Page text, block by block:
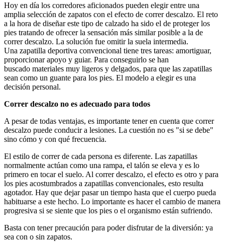
Hoy en día los corredores aficionados pueden elegir entre una
amplia selección de zapatos con el efecto de correr descalzo. El reto
a la hora de diseñar este tipo de calzado ha sido el de proteger los
pies tratando de ofrecer la sensación más similar posible a la de
correr descalzo. La solución fue omitir la suela intermedia.
Una zapatilla deportiva convencional tiene tres tareas: amortiguar,
proporcionar apoyo y guiar. Para conseguirlo se han
buscado materiales muy ligeros y delgados, para que las zapatillas
sean como un guante para los pies. El modelo a elegir es una
decisión personal.
Correr descalzo no es adecuado para todos
A pesar de todas ventajas, es importante tener en cuenta que correr
descalzo puede conducir a lesiones. La cuestión no es "si se debe"
sino cómo y con qué frecuencia.
El estilo de correr de cada persona es diferente. Las zapatillas
normalmente actúan como una rampa, el talón se eleva y es lo
primero en tocar el suelo. Al correr descalzo, el efecto es otro y para
los pies acostumbrados a zapatillas convencionales, esto resulta
agotador. Hay que dejar pasar un tiempo hasta que el cuerpo pueda
habituarse a este hecho. Lo importante es hacer el cambio de manera
progresiva si se siente que los pies o el organismo están sufriendo.
Basta con tener precaución para poder disfrutar de la diversión: ya
sea con o sin zapatos.